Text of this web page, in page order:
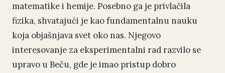
matematike i hemije. Posebno ga je privlačila
fizika, shvatajući je kao fundamentalnu nauku
koja objašnjava svet oko nas. Njegovo
interesovanje za eksperimentalni rad razvilo se
upravo u Beču, gde je imao pristup dobro